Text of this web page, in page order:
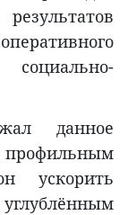
данное
ускорить